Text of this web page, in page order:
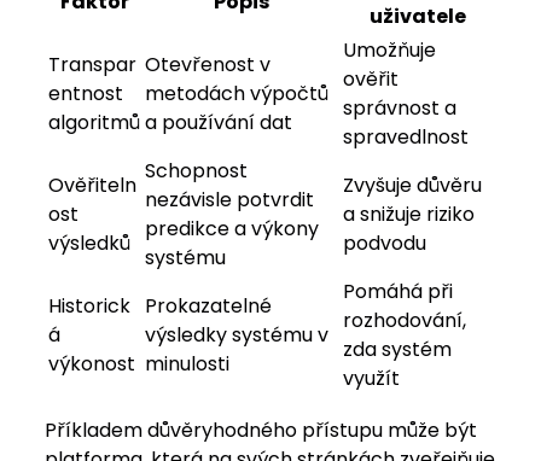
uživatele
Transpar
entnost
algoritmů
Otevřenost v
metodách výpočtů
a používání dat
Umožňuje
ověřit
správnost a
spravedlnost
Ověřiteln
ost
výsledků
Schopnost
nezávisle potvrdit
predikce a výkony
systému
Zvyšuje důvěru
a snižuje riziko
podvodu
Historick
á
výkonost
Prokazatelné
výsledky systému v
minulosti
Pomáhá při
rozhodování,
zda systém
využít
Příkladem důvěryhodného přístupu může být